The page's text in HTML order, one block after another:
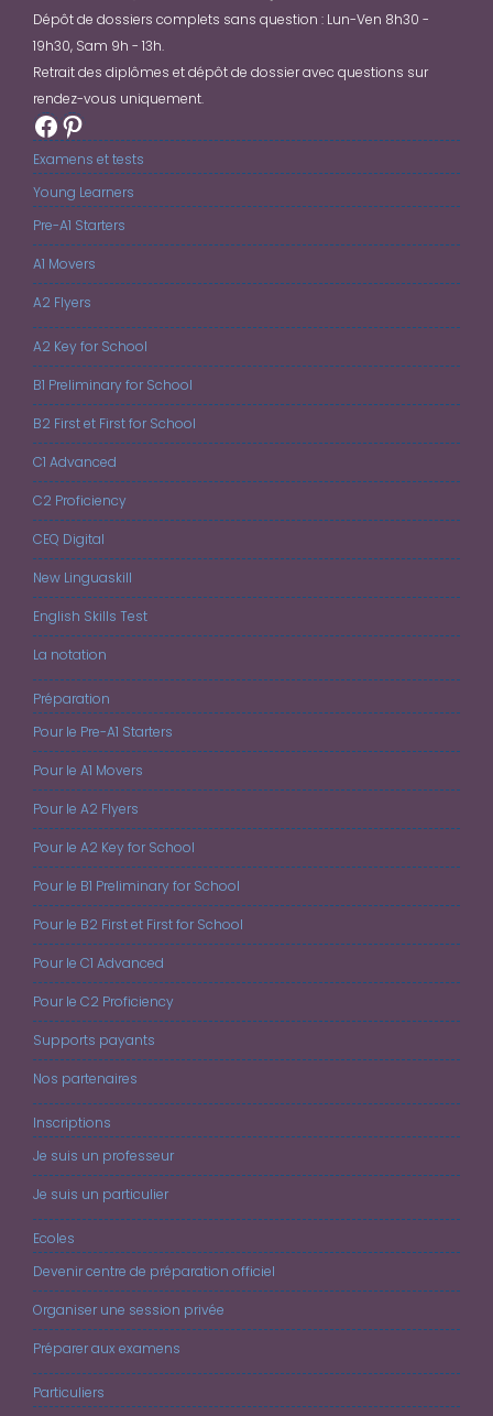
Dépôt de dossiers complets sans question : Lun-Ven 8h30 -
19h30, Sam 9h - 13h.
Retrait des diplômes et dépôt de dossier avec questions sur
rendez-vous uniquement.
Facebook
Pinterest
Examens et tests
Young Learners
Pre-A1 Starters
A1 Movers
A2 Flyers
A2 Key for School
B1 Preliminary for School
B2 First et First for School
C1 Advanced
C2 Proficiency
CEQ Digital
New Linguaskill
English Skills Test
La notation
Préparation
Pour le Pre-A1 Starters
Pour le A1 Movers
Pour le A2 Flyers
Pour le A2 Key for School
Pour le B1 Preliminary for School
Pour le B2 First et First for School
Pour le C1 Advanced
Pour le C2 Proficiency
Supports payants
Nos partenaires
Inscriptions
Je suis un professeur
Je suis un particulier
Ecoles
Devenir centre de préparation officiel
Organiser une session privée
Préparer aux examens
Particuliers